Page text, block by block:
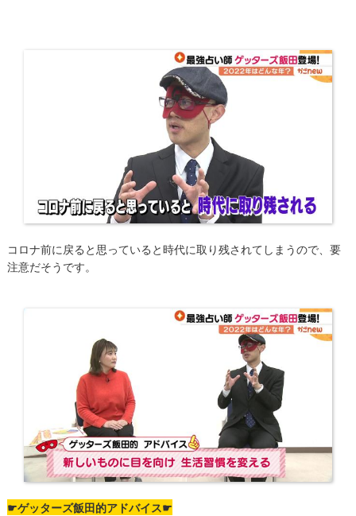
コロナ前に戻ると思っていると時代に取り残されてしまうので、要
注意だそうです。
☛ゲッターズ飯田的アドバイス☛